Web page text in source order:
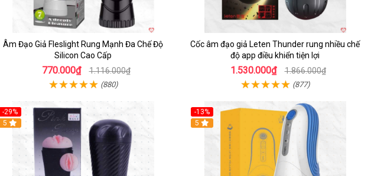
Âm Đạo Giả Fleslight Rung Mạnh Đa Chế Độ
Silicon Cao Cấp
770.000₫ 1.116.000₫
(880)
Cốc âm đạo giả Leten Thunder rung nhiều chế
độ app điều khiển tiện lợi
1.530.000₫ 1.866.000₫
(877)
-29%
5
-13%
5